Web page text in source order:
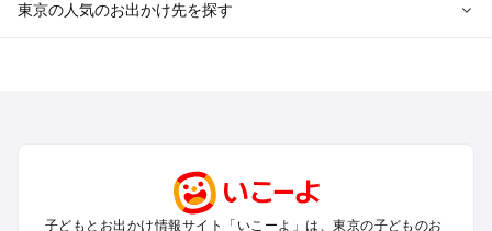
東京の人気のお出かけ先を探す
町田・相模原・愛川・上野原のプールお出かけ
渋谷・原宿・恵比寿・中目黒・自由が丘のプールお出かけ
子どもとお出かけ情報サイト「いこーよ」は、東京の子どものお